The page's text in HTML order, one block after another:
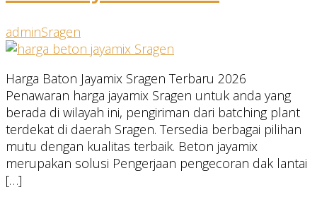
adminSragen
Harga Baton Jayamix Sragen Terbaru 2026
Penawaran harga jayamix Sragen untuk anda yang
berada di wilayah ini, pengiriman dari batching plant
terdekat di daerah Sragen. Tersedia berbagai pilihan
mutu dengan kualitas terbaik. Beton jayamix
merupakan solusi Pengerjaan pengecoran dak lantai
[…]